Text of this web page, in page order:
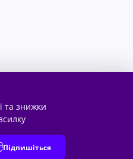
та знижки
Підпишіться